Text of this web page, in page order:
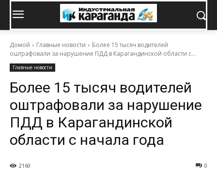
Домой Главные новости
Более 15 тысяч водителей
оштрафовали за нарушение ПДД в Карагандинской области с...
Главные новости
Более 15 тысяч водителей
оштрафовали за нарушение
ПДД в Карагандинской
области с начала года
0
2160